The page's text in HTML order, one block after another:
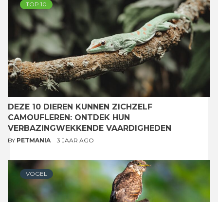
TOP 10
DEZE 10 DIEREN KUNNEN ZICHZELF
CAMOUFLEREN: ONTDEK HUN
VERBAZINGWEKKENDE VAARDIGHEDEN
BY PETMANIA 3 JAAR AGO
VOGEL